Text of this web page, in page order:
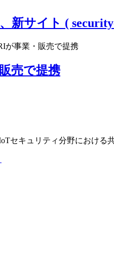
新サイト (
が事業・販売で提携
売で提携
セキュリティ分野における